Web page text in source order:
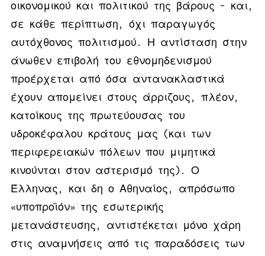
οικονομικού και πολιτικού της βάρους – και,
σε κάθε περίπτωση, όχι παραγωγός
αυτόχθονος πολιτισμού. Η αντίσταση στην
άνωθεν επιβολή του εθνομηδενισμού
προέρχεται από όσα αντανακλαστικά
έχουν απομείνει στους άρριζους, πλέον,
κατοίκους της πρωτεύουσας του
υδροκέφαλου κράτους μας (και των
περιφερειακών πόλεων που μιμητικά
κινούνται στον αστερισμό της). Ο
Έλληνας, και δη ο Αθηναίος, απρόσωπο
«υποπροϊόν» της εσωτερικής
μετανάστευσης, αντιστέκεται μόνο χάρη
στις αναμνήσεις από τις παραδόσεις των